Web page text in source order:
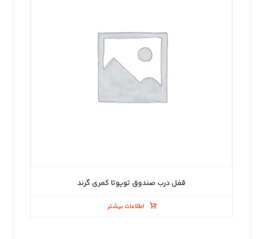
قفل درب صندوق تویوتا کمری گرند
اطلاعات بیشتر